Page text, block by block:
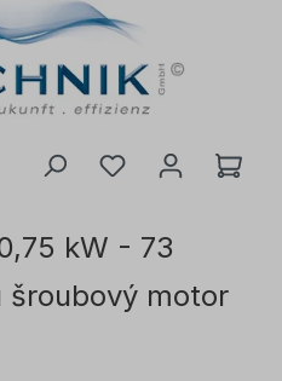
kW - 73
šroubový motor